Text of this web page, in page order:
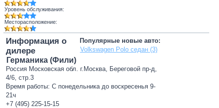
Уровень обслуживания:
Месторасположение:
Популярные новые авто:
Volkswagen Polo седан (3)
Информация о
дилере
Германика (Фили)
Россия Московская обл. г.Москва, Береговой пр-д,
4/6, стр.3
Время работы: С понедельника до воскресенья 9-
21ч
+7 (495) 225-15-15